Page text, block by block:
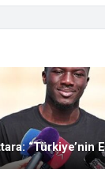
“Türkiye’nin